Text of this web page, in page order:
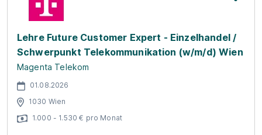
Lehre Future Customer Expert - Einzelhandel /
Schwerpunkt Telekommunikation (w/m/d) Wien
Magenta Telekom
01.08.2026
1030 Wien
1.000 - 1.530 € pro Monat